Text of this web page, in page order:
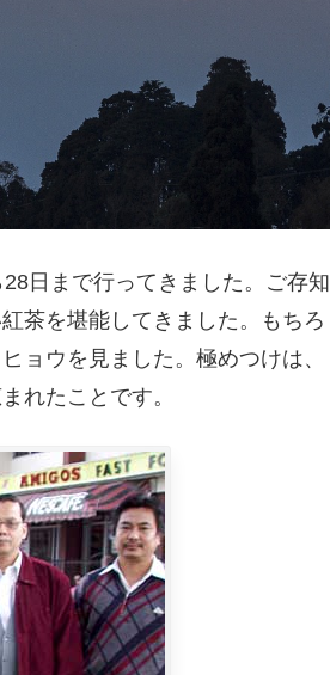
日まで行ってきました。ご存知
茶を堪能してきました。もちろ
ョウを見ました。極めつけは、
れたことです。